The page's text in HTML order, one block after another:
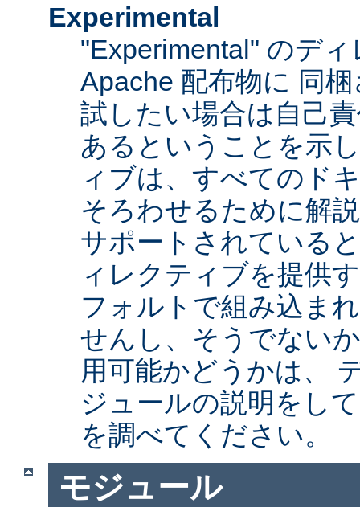
Experimental
"Experimental" のデ
Apache 配布物に 同
試したい場合は自己
あるということを示
ィブは、すべてのド
そろわせるために解
サポートされている
ィレクティブを提供
フォルトで組み込ま
せんし、そうでない
用可能かどうかは、
ジュールの説明をし
を調べてください。
モジュール